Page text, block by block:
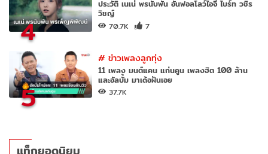
4
ประวัติ เนเน่ พรนับพัน อันฟอลโลว์ไอจี ไบร์ท วชิร
วิชญ์
70.7K 7
5
#ข่าวเพลงลูกทุ่ง
11 เพลง มนต์แคน แก่นคูน เพลงฮิต 100 ล้าน
และอัลบั้ม มาเด้อฝันเอย
37.7K
แท็กยอดนิยม